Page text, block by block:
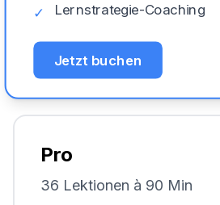
✓ Lernstrategie-Coaching
Jetzt buchen
Pro
36 Lektionen à 90 Min